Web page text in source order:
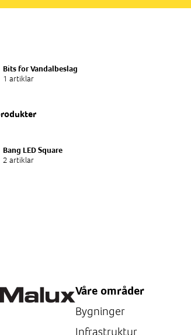
Bits for Vandalbeslag
1 artiklar
Bang LED Square
2 artiklar
Våre områder
Bygninger